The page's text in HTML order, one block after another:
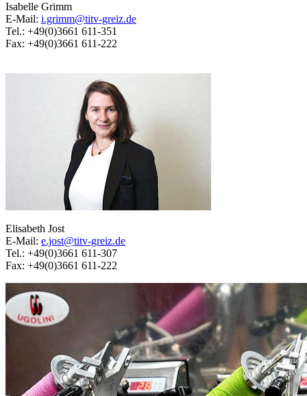
Isabelle Grimm
E-Mail: i.grimm@titv-greiz.de
Tel.: +49(0)3661 611-351
Fax: +49(0)3661 611-222
Elisabeth Jost
E-Mail: e.jost@titv-greiz.de
Tel.: +49(0)3661 611-307
Fax: +49(0)3661 611-222